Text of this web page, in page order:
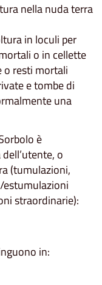
nella nuda terra
in loculi per
o in cellette
o resti mortali
e tombe di
una
è
o
(tumulazioni,
straordinarie):
in: